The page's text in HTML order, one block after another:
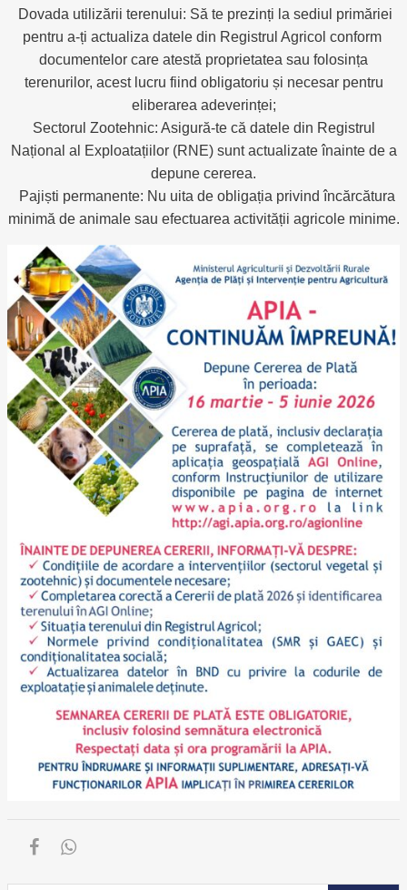
Dovada utilizării terenului: Să te prezinți la sediul primăriei
pentru a-ți actualiza datele din Registrul Agricol conform
documentelor care atestă proprietatea sau folosința
terenurilor, acest lucru fiind obligatoriu și necesar pentru
eliberarea adeverinței;
Sectorul Zootehnic: Asigură-te că datele din Registrul
Național al Exploatațiilor (RNE) sunt actualizate înainte de a
depune cererea.
Pajiști permanente: Nu uita de obligația privind încărcătura
minimă de animale sau efectuarea activității agricole minime.